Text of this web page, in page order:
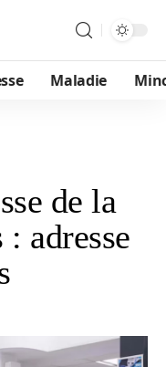
Maladie
de la
adresse